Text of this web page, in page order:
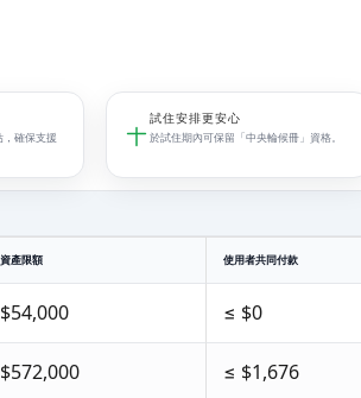
，確保支援
試住安排更安心
於試住期內可保留「中央輪候冊」資格。
資產限額 使用者共同付款
$54,000 ≤ $0
$572,000 ≤ $1,676